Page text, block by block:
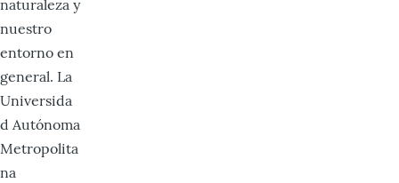
naturaleza y
nuestro
entorno en
general. La
Universida
d Autónoma
Metropolita
na